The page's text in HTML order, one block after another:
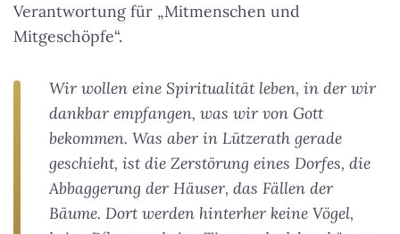
Verantwortung für „Mitmenschen und
Mitgeschöpfe“.
Wir wollen eine Spiritualität leben, in der wir
dankbar empfangen, was wir von Gott
bekommen. Was aber in Lützerath gerade
geschieht, ist die Zerstörung eines Dorfes, die
Abbaggerung der Häuser, das Fällen der
Bäume. Dort werden hinterher keine Vögel,